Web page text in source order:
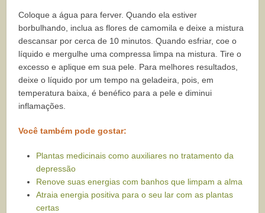
Coloque a água para ferver. Quando ela estiver
borbulhando, inclua as flores de camomila e deixe a mistura
descansar por cerca de 10 minutos. Quando esfriar, coe o
líquido e mergulhe uma compressa limpa na mistura. Tire o
excesso e aplique em sua pele. Para melhores resultados,
deixe o líquido por um tempo na geladeira, pois, em
temperatura baixa, é benéfico para a pele e diminui
inflamações.
Você também pode gostar:
Plantas medicinais como auxiliares no tratamento da
depressão
Renove suas energias com banhos que limpam a alma
Atraia energia positiva para o seu lar com as plantas
certas